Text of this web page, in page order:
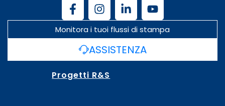
Monitora i tuoi flussi di stampa
ASSISTENZA
Progetti R&S